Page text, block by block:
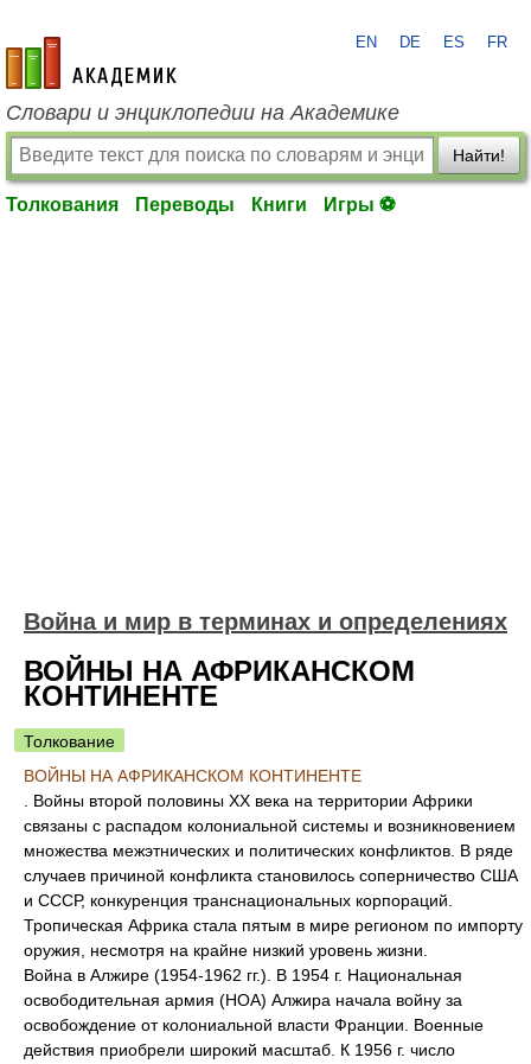
academic.ru
EN DE ES FR
Словари и энциклопедии на Академике
Найти!
Толкования Переводы Книги Игры ⚽
Война и мир в терминах и определениях
ВОЙНЫ НА АФРИКАНСКОМ
КОНТИНЕНТЕ
Толкование
ВОЙНЫ НА АФРИКАНСКОМ КОНТИНЕНТЕ
. Войны второй половины ХХ века на территории Африки
связаны с распадом колониальной системы и возникновением
множества межэтнических и политических конфликтов. В ряде
случаев причиной конфликта становилось соперничество США
и СССР, конкуренция транснациональных корпораций.
Тропическая Африка стала пятым в мире регионом по импорту
оружия, несмотря на крайне низкий уровень жизни.
Война в Алжире (1954-1962 гг.). В 1954 г. Национальная
освободительная армия (НОА) Алжира начала войну за
освобождение от колониальной власти Франции. Военные
действия приобрели широкий масштаб. К 1956 г. число